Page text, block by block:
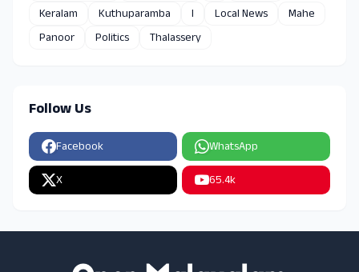
Keralam
Kuthuparamba l Local News
Mahe
Panoor
Politics Thalassery
Follow Us
Facebook WhatsApp
X 65.4k